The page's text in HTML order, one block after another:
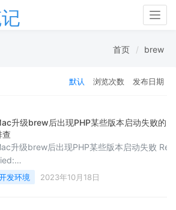
首页 brew
默认 浏览次数 发布日期
升级brew后出现PHP某些版本启动失败的
查
升级brew后出现PHP某些版本启动失败
homebrew/opt/icu4c/lib/
such file), '/usr/local/lib/libicui18n.72.dylib'
发环境 2023年10月18日